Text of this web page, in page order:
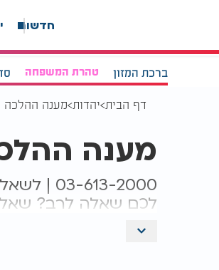
חדשות
ברכת המזון טהרת המשפחה
דף הבית יהדות מענה ההלכה
מענה
03-613-2000 | לשאלות בוואטסאפ
לכם שאלה לרב?